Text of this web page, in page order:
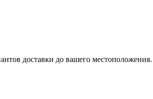
доставки до вашего